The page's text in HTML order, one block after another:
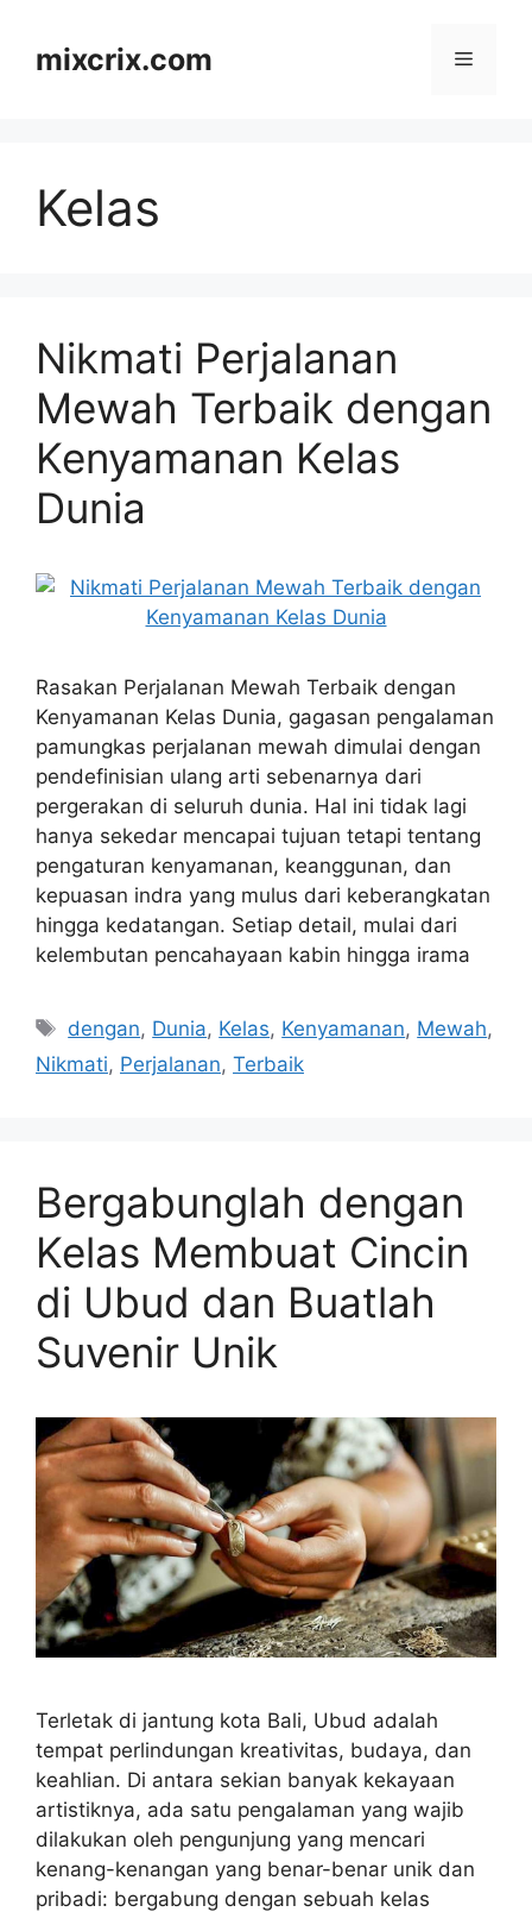
contentmixcrix.com Menu
Kelas
Nikmati Perjalanan
Mewah Terbaik dengan
Kenyamanan Kelas
Dunia
Rasakan Perjalanan Mewah Terbaik dengan
Kenyamanan Kelas Dunia, gagasan pengalaman
pamungkas perjalanan mewah dimulai dengan
pendefinisian ulang arti sebenarnya dari
pergerakan di seluruh dunia. Hal ini tidak lagi
hanya sekedar mencapai tujuan tetapi tentang
pengaturan kenyamanan, keanggunan, dan
kepuasan indra yang mulus dari keberangkatan
hingga kedatangan. Setiap detail, mulai dari
kelembutan pencahayaan kabin hingga irama
Tags
dengan, Dunia, Kelas, Kenyamanan, Mewah,
Nikmati, Perjalanan, Terbaik
Bergabunglah dengan
Kelas Membuat Cincin
di Ubud dan Buatlah
Suvenir Unik
Terletak di jantung kota Bali, Ubud adalah
tempat perlindungan kreativitas, budaya, dan
keahlian. Di antara sekian banyak kekayaan
artistiknya, ada satu pengalaman yang wajib
dilakukan oleh pengunjung yang mencari
kenang-kenangan yang benar-benar unik dan
pribadi: bergabung dengan sebuah kelas